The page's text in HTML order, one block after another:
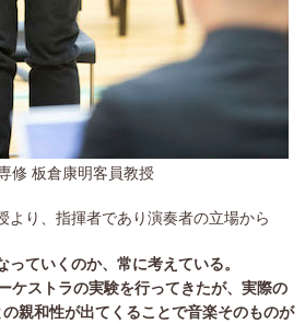
修 板倉康明客員教授
より、指揮者であり演奏者の立場から
っていくのか、常に考えている。
ケストラの実験を行ってきたが、実際の
親和性が出てくることで音楽そのものが